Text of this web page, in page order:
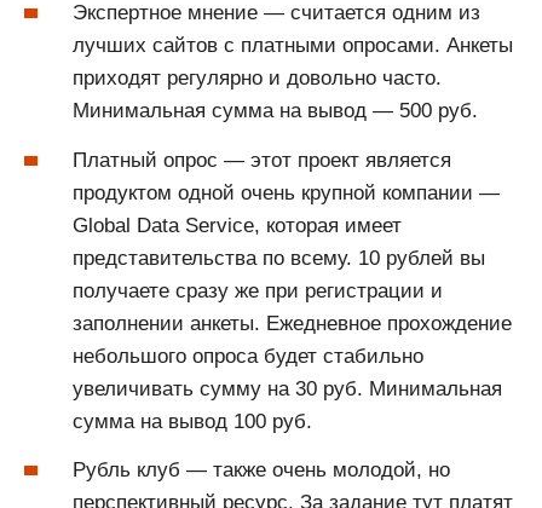
Экспертное мнение — считается одним из
лучших сайтов с платными опросами. Анкеты
приходят регулярно и довольно часто.
Минимальная сумма на вывод — 500 руб.
Платный опрос — этот проект является
продуктом одной очень крупной компании —
Global Data Service, которая имеет
представительства по всему. 10 рублей вы
получаете сразу же при регистрации и
заполнении анкеты. Ежедневное прохождение
небольшого опроса будет стабильно
увеличивать сумму на 30 руб. Минимальная
сумма на вывод 100 руб.
Рубль клуб — также очень молодой, но
перспективный ресурс. За задание тут платят